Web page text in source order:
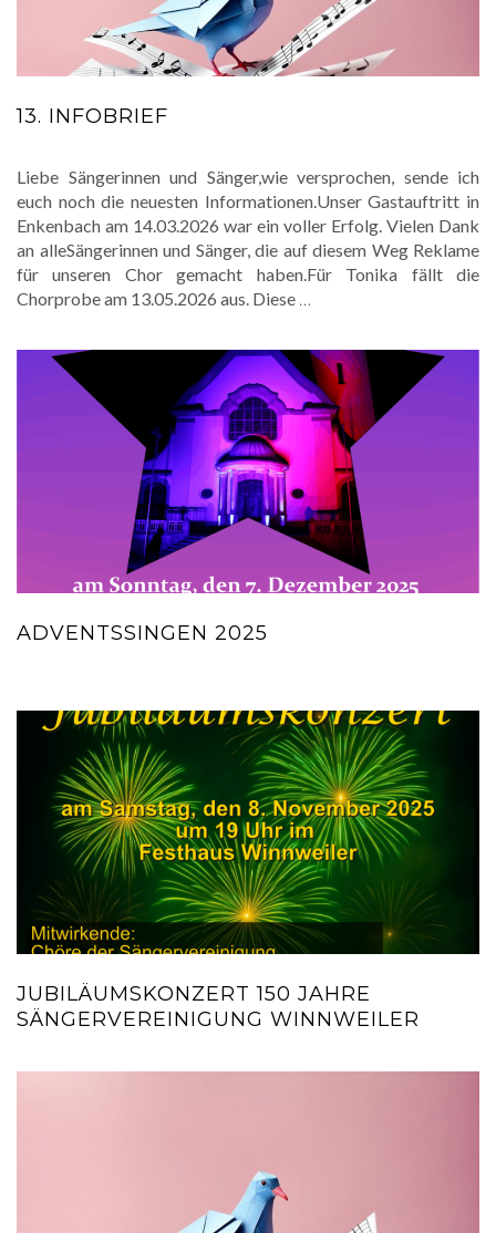
13. INFOBRIEF
Liebe Sängerinnen und Sänger,wie versprochen, sende ich
euch noch die neuesten Informationen.Unser Gastauftritt in
Enkenbach am 14.03.2026 war ein voller Erfolg. Vielen Dank
an alleSängerinnen und Sänger, die auf diesem Weg Reklame
für unseren Chor gemacht haben.Für Tonika fällt die
Chorprobe am 13.05.2026 aus. Diese …
ADVENTSSINGEN 2025
JUBILÄUMSKONZERT 150 JAHRE
SÄNGERVEREINIGUNG WINNWEILER